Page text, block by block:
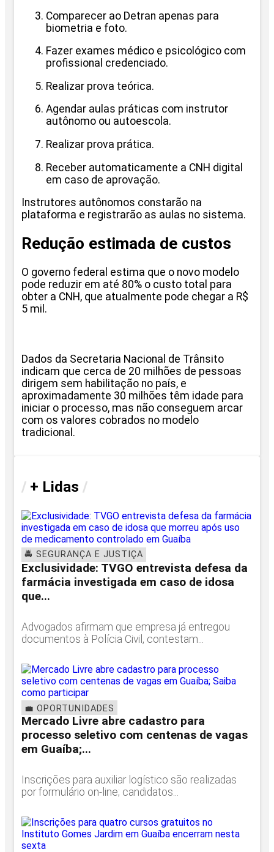
Comparecer ao Detran apenas para
biometria e foto.
Fazer exames médico e psicológico com
profissional credenciado.
Realizar prova teórica.
Agendar aulas práticas com instrutor
autônomo ou autoescola.
Realizar prova prática.
Receber automaticamente a CNH digital
em caso de aprovação.
Instrutores autônomos constarão na
plataforma e registrarão as aulas no sistema.
Redução estimada de custos
O governo federal estima que o novo modelo
pode reduzir em até 80% o custo total para
obter a CNH, que atualmente pode chegar a R$
5 mil.
Dados da Secretaria Nacional de Trânsito
indicam que cerca de 20 milhões de pessoas
dirigem sem habilitação no país, e
aproximadamente 30 milhões têm idade para
iniciar o processo, mas não conseguem arcar
com os valores cobrados no modelo
tradicional.
/ + Lidas /
🚔 SEGURANÇA E JUSTIÇA
Exclusividade: TVGO entrevista defesa da
farmácia investigada em caso de idosa
que...
Advogados afirmam que empresa já entregou
documentos à Polícia Civil, contestam...
💼 OPORTUNIDADES
Mercado Livre abre cadastro para
processo seletivo com centenas de vagas
em Guaíba;...
Inscrições para auxiliar logístico são realizadas
por formulário on-line; candidatos...